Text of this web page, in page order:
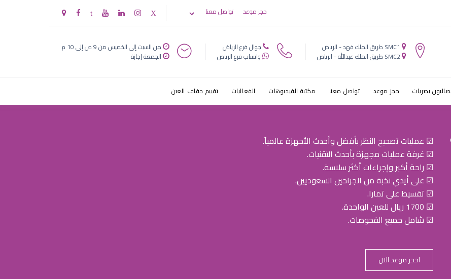
حجز موعد تواصل معنا
SMC1 طريق الملك فهد - الرياض
SMC2 طريق الملك عبدالله - الرياض
جوال فرع الرياض
واتساب فرع الرياض
من السبت إلى الخميس من 9 ص إلى 10 م
الجمعة إجازة
بصريات حجز موعد تواصل معنا مكتبة الفيديوهات الفعاليات تقييم جفاف العين
☑ عمليات تصحيح النظر بأفضل وأحدث الأجهزة عالمياً.
☑ غرفة عمليات مجهزة بأحدث التقنيات.
☑ راحة أكبر وإجراءات أكثر سلاسة.
☑ على أيدي نخبة من الجراحين السعوديين.
☑ تقسيط على تمارا.
☑ 1700 ريال للعين الواحدة.
☑ شامل جميع الفحوصات.
احجز موعد الان